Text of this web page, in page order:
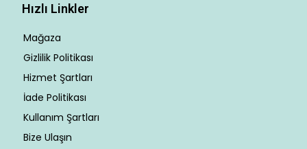
Hızlı Linkler
Mağaza
Gizlilik Politikası
Hizmet Şartları
İade Politikası
Kullanım Şartları
Bize Ulaşın